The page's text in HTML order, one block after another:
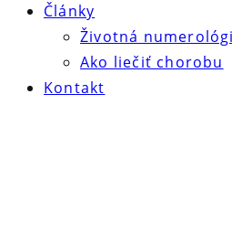
Články
Životná
Ako liečiť chorobu
Kontakt